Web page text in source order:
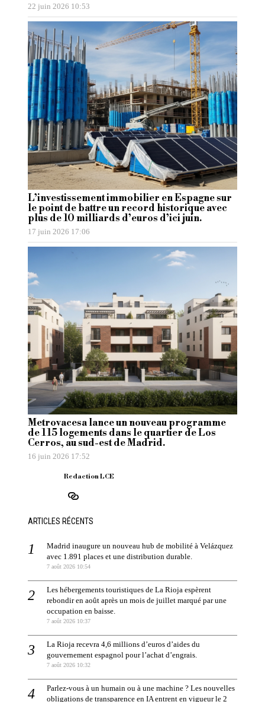
22 juin 2026 10:53
L’investissement immobilier en Espagne sur
le point de battre un record historique avec
plus de 10 milliards d’euros d’ici juin.
17 juin 2026 17:06
Metrovacesa lance un nouveau programme
de 115 logements dans le quartier de Los
Cerros, au sud-est de Madrid.
16 juin 2026 17:52
Redaction LCE
ARTICLES RÉCENTS
Madrid inaugure un nouveau hub de mobilité à Velázquez
avec 1.891 places et une distribution durable.
7 août 2026 10:54
Les hébergements touristiques de La Rioja espèrent
rebondir en août après un mois de juillet marqué par une
occupation en baisse.
7 août 2026 10:37
La Rioja recevra 4,6 millions d’euros d’aides du
gouvernement espagnol pour l’achat d’engrais.
7 août 2026 10:32
Parlez-vous à un humain ou à une machine ? Les nouvelles
obligations de transparence en IA entrent en vigueur le 2